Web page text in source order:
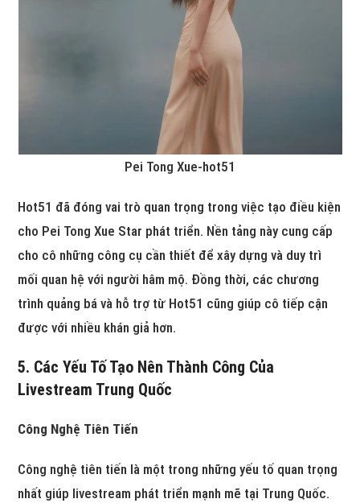
Pei Tong Xue-hot51
Hot51 đã đóng vai trò quan trọng trong việc tạo điều kiện
cho Pei Tong Xue Star phát triển. Nền tảng này cung cấp
cho cô những công cụ cần thiết để xây dựng và duy trì
mối quan hệ với người hâm mộ. Đồng thời, các chương
trình quảng bá và hỗ trợ từ Hot51 cũng giúp cô tiếp cận
được với nhiều khán giả hơn.
5. Các Yếu Tố Tạo Nên Thành Công Của
Livestream Trung Quốc
Công Nghệ Tiên Tiến
Công nghệ tiên tiến là một trong những yếu tố quan trọng
nhất giúp livestream phát triển mạnh mẽ tại Trung Quốc.